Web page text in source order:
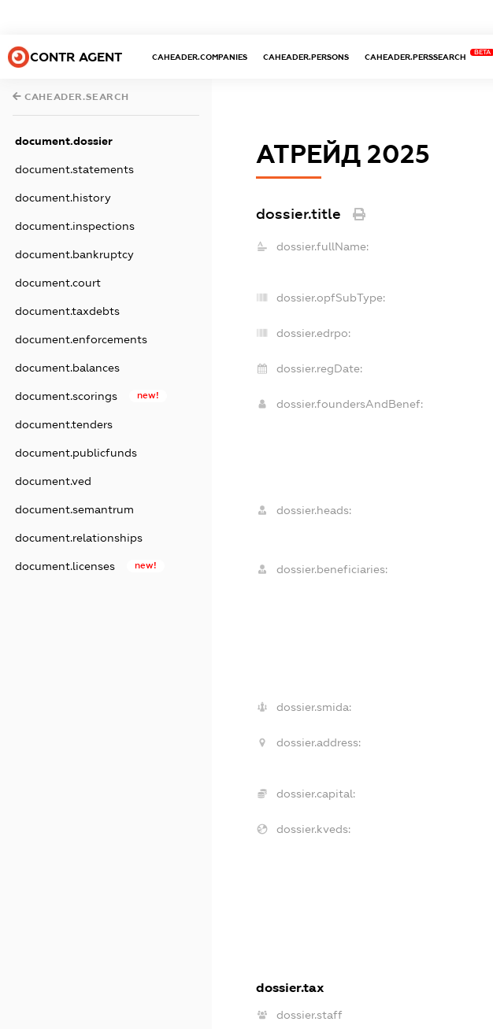
CONTR AGENT CAHEADER.COMPANIES CAHEADER.PERSONS CAHEADER.PERSSEARCH
BETA
CAHEADER.SEARCH
document.dossier
document.statements
document.history
document.inspections
document.bankruptcy
document.court
document.taxdebts
document.enforcements
document.balances
document.scorings new!
document.tenders
document.publicfunds
document.ved
document.semantrum
document.relationships
document.licenses new!
АТРЕЙД 2025
dossier.title
dossier.fullName:
dossier.opfSubType:
dossier.edrpo:
dossier.regDate:
dossier.foundersAndBenef:
dossier.heads:
dossier.beneficiaries:
dossier.smida:
dossier.address:
dossier.capital:
dossier.kveds:
dossier.tax
dossier.staff